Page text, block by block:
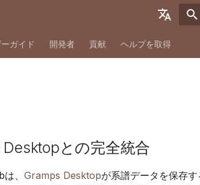
English
Tiếng Việt
Türkçe
ガイド 開発者 貢献 ヘルプを取得
との完全統合
、 Gramps Desktopが系譜データを保存